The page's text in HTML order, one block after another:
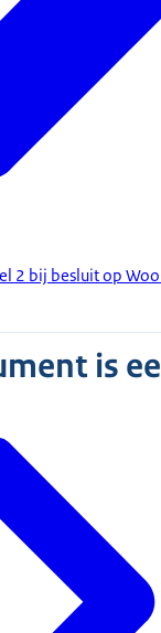
2 bij besluit op
is